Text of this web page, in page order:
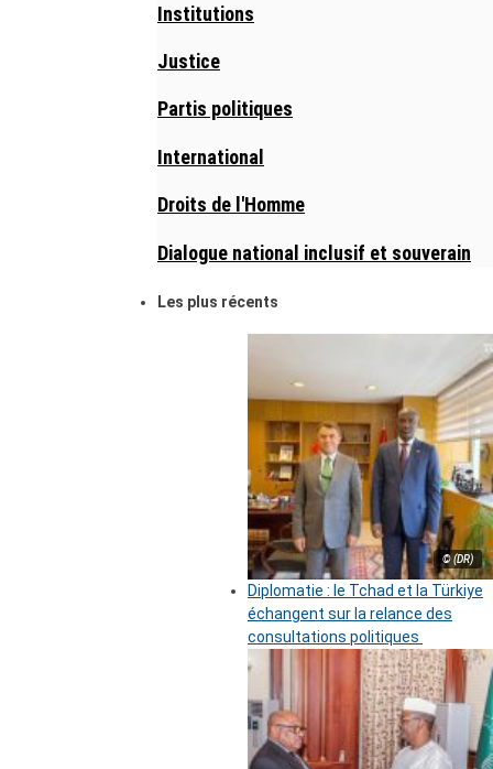
Institutions
Justice
Partis politiques
International
Droits de l'Homme
Dialogue national inclusif et souverain
Les plus récents
© (DR)
Diplomatie : le Tchad et la Türkiye
échangent sur la relance des
consultations politiques